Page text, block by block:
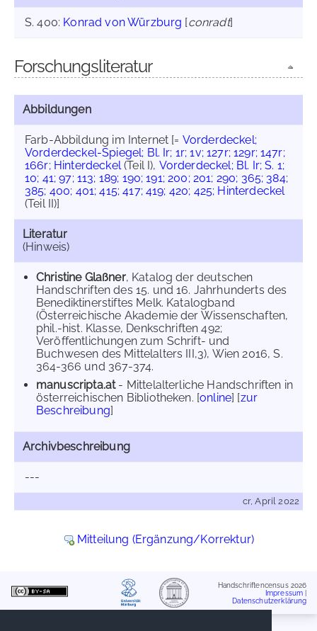
S. 400: Konrad von Würzburg [conradt]
Forschungsliteratur
Abbildungen
Farb-Abbildung im Internet [= Vorderdeckel;
Vorderdeckel-Spiegel; Bl. Ir; 1r; 1v; 127r; 129r; 147r;
166r; Hinterdeckel(Teil I), Vorderdeckel; Bl. Ir; S. 1;
10; 41; 97; 113; 189; 190; 191; 200; 201; 290; 365; 384;
385; 400; 401; 415; 417; 419; 420; 425; Hinterdeckel
(Teil II)]
Literatur
(Hinweis)
Christine Glaßner, Katalog der deutschen
Handschriften des 15. und 16. Jahrhunderts des
Benediktinerstiftes Melk. Katalogband
(Österreichische Akademie der Wissenschaften,
phil.-hist. Klasse, Denkschriften 492;
Veröffentlichungen zum Schrift- und
Buchwesen des Mittelalters III,3), Wien 2016, S.
364-366 und 367-374.
manuscripta.at- Mittelalterliche Handschriften in
österreichischen Bibliotheken. [online] [zur
Beschreibung]
Archivbeschreibung
---
cr, April 2022
Mitteilung (Ergänzung/Korrektur)
Handschriftencensus 2026
Impressum
Datenschutzerklärung